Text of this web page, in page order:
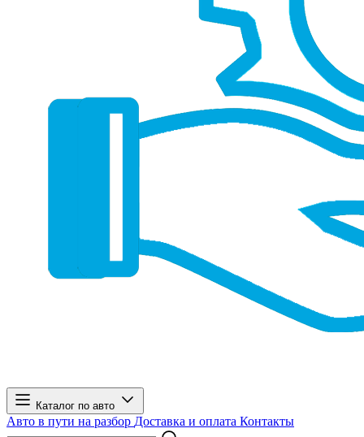
Каталог по авто
Авто в пути на разбор Доставка и оплата Контакты